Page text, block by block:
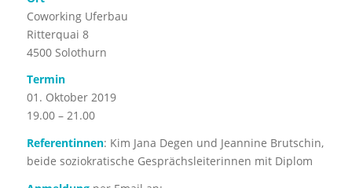
Coworking Uferbau
Ritterquai 8
4500 Solothurn
Termin
01. Oktober 2019
19.00 – 21.00
Referentinnen: Kim Jana Degen und Jeannine Brutschin,
beide soziokratische Gesprächsleiterinnen mit Diplom